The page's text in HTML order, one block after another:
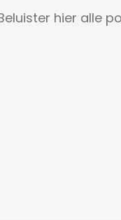
hier alle